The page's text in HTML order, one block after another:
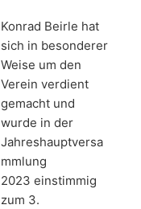
Konrad Beirle hat
sich in besonderer
Weise um den
Verein verdient
gemacht und
wurde in der
Jahreshauptversa
mmlung
2023 einstimmig
zum 3.